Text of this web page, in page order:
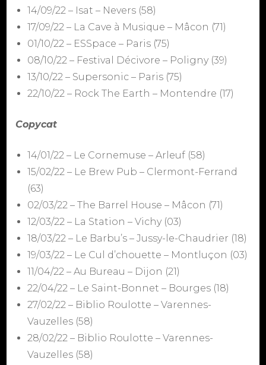
14/09/22 – Isat – Nevers (58)
17/09/22 – La Cave à Musique – Mâcon (71)
01/10/22 – ESSpace – Paris (75)
08/10/22 – Festival Décivore – Poligny (39)
13/10/22 – Supersonic – Paris (75)
22/10/22 – Rock The Earth – Montendre (17)
Copycat
14/01/22 – Le Cornemuse – Arleuf (58)
15/02/22 – Le Brew Pub – Clermont-Ferrand
(63)
02/03/22 – The Barrel House – Mâcon (71)
12/03/22 – La Station – Vichy (03)
18/03/22 – Le Barbu’s – Jussy-le-Chaudrier (18)
19/03/22 – Le Cul d’chouette – Montluçon (03)
11/04/22 – Au Bureau – Dijon (21)
22/04/22 – Le Saint-Bonnet – Bourges (18)
27/02/22 – Biblio Roulotte – Varennes-
Vauzelles (58)
28/02/22 – Biblio Roulotte – Varennes-
Vauzelles (58)